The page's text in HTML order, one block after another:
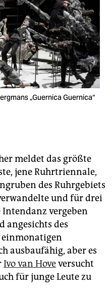
„Guernica Guernica“
meldet das größte
jene Ruhr­triennale,
des Ruhrgebiets
und für drei
Intendanz vergeben
angesichts des
einmonatigen
ausbaufähig, aber es
Ivo van Hoveversucht
für junge Leute zu